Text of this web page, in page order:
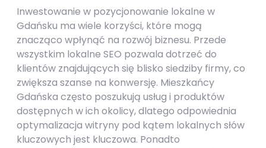
Inwestowanie w pozycjonowanie lokalne w
Gdańsku ma wiele korzyści, które mogą
znacząco wpłynąć na rozwój biznesu. Przede
wszystkim lokalne SEO pozwala dotrzeć do
klientów znajdujących się blisko siedziby firmy, co
zwiększa szanse na konwersję. Mieszkańcy
Gdańska często poszukują usług i produktów
dostępnych w ich okolicy, dlatego odpowiednia
optymalizacja witryny pod kątem lokalnych słów
kluczowych jest kluczowa. Ponadto